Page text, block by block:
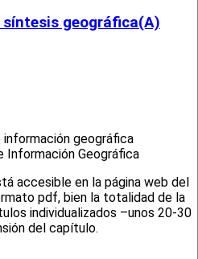
síntesis geográfica(A)
información geográfica
Información Geográfica
accesible en la página web del
pdf, bien la totalidad de la
individualizados –unos 20-30
del capítulo.